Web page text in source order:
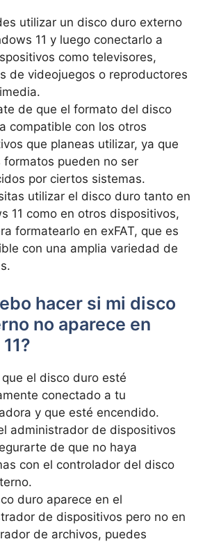
utilizar un disco duro externo
11 y luego conectarlo a
como televisores,
de videojuegos o reproductores
de que el formato del disco
compatible con los otros
que planeas utilizar, ya que
formatos pueden no ser
por ciertos sistemas.
utilizar el disco duro tanto en
11 como en otros dispositivos,
formatearlo en exFAT, que es
con una amplia variedad de
hacer si mi disco
no aparece en
el disco duro esté
conectado a tu
y que esté encendido.
administrador de dispositivos
de que no haya
con el controlador del disco
duro aparece en el
de dispositivos pero no en
de archivos, puedes